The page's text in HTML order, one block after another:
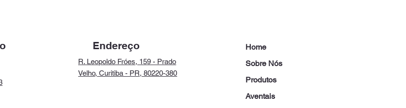
Endereço
R. Leopoldo Fróes, 159 - Prado
Velho, Curitiba - PR, 80220-380
Home
Sobre Nós
Produtos
Aventais